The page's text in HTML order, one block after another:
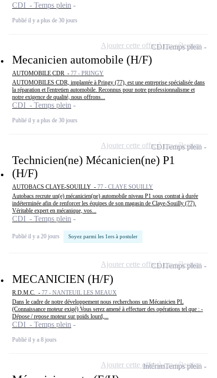
CDI - Temps plein
Publié il y a plus de 30 jours
Mecanicien automobile (H/F)
AUTOMOBILE CDR - 77 - PRINGY
AUTOMOBILES CDR, implantée à Pringy (77), est une entreprise spécialisée dans
la réparation et l'entretien automobile. Reconnus pour notre professionnalisme et
notre exigence de qualité, nous offrons...
CDI - Temps plein
Publié il y a plus de 30 jours
CDITemps plein
Ajouter cette offre à ma sélection
Technicien(ne) Mécanicien(ne) P1
(H/F)
AUTOBACS CLAYE-SOUILLY - 77 - CLAYE SOUILLY
Autobacs recrute un(e) mécanicien(ne) automobile niveau P1 sous contrat à durée
indéterminée afin de renforcer les équipes de son magasin de Claye-Souilly (77).
Véritable expert en mécanique, vos...
CDI - Temps plein
Publié il y a 20 jours Soyez parmi les 1ers à postuler
CDITemps plein
Ajouter cette offre à ma sélection
MECANICIEN (H/F)
R.D.M.C. - 77 - NANTEUIL LES MEAUX
Dans le cadre de notre développement nous recherchons un Mécanicien PL
(Connaissance moteur exigé) Vous serez amené à effectuer des opérations tel que : -
Dépose / repose moteur sur poids lourd,...
CDI - Temps plein
Publié il y a 8 jours
CDITemps plein
Ajouter cette offre à ma sélection
IntérimTemps plein
Ajouter cette offre à ma sélection